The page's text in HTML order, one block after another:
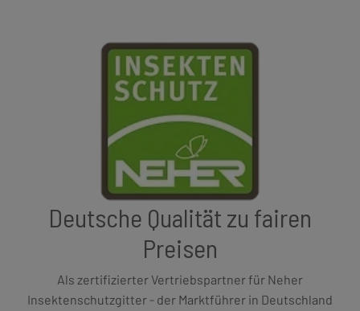
Deutsche Qualität zu fairen
Preisen
Als zertifizierter Vertriebspartner für Neher
Insektenschutzgitter - der Marktführer in Deutschland